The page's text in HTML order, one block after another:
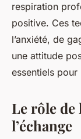
respiration
positive. Ces
l’anxiété, de
une attitude
essentiels pour
Le rôle de
l’échange